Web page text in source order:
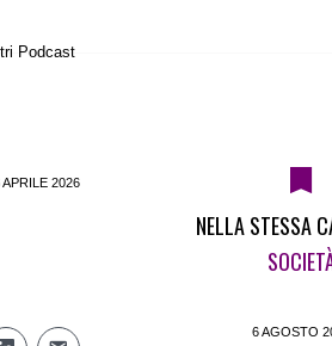
Podcast
APRILE 2026
NELLA STESSA
6 AGOSTO